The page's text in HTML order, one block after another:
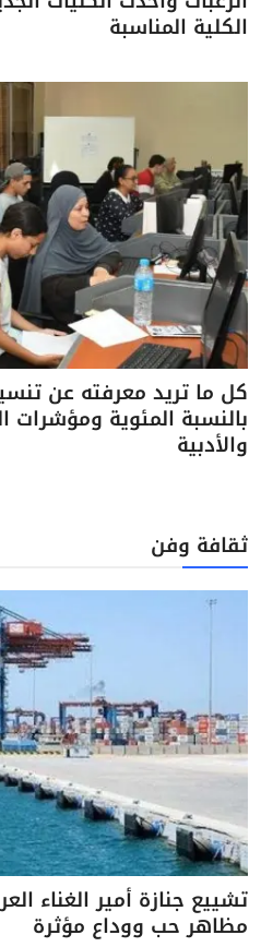
الكلية المناسبة
بالنسبة المئوية ومؤشرات
والأدبية
ثقافة وفن
تشييع جنازة أمير الغناء
مظاهر حب ووداع مؤثرة